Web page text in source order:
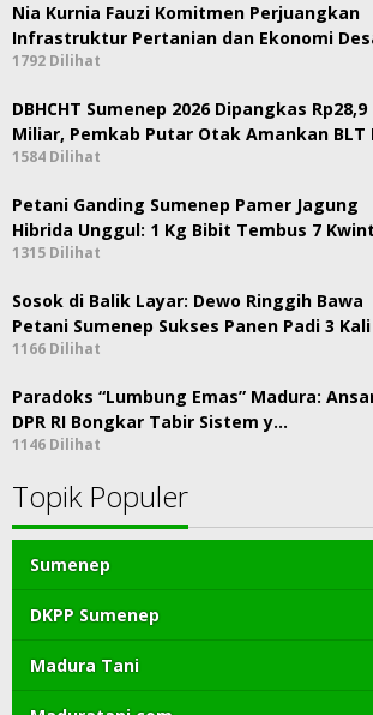
Nia Kurnia Fauzi Komitmen Perjuangkan
Infrastruktur Pertanian dan Ekonomi
1792 Dilihat
DBHCHT Sumenep 2026 Dipangkas Rp28,9
Miliar, Pemkab Putar Otak Amankan BLT
1584 Dilihat
Petani Ganding Sumenep Pamer Jagung
Hibrida Unggul: 1 Kg Bibit Tembus 7
1315 Dilihat
Sosok di Balik Layar: Dewo Ringgih Bawa
Petani Sumenep Sukses Panen Padi 3
1166 Dilihat
Paradoks “Lumbung Emas” Madura:
DPR RI Bongkar Tabir Sistem y…
1146 Dilihat
Topik Populer
Sumenep
DKPP Sumenep
Madura Tani